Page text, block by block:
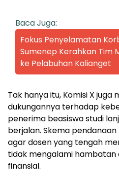
Baca Juga:
Fokus Penyelamatan
Sumenep Kerahkan Tim
ke Pelabuhan Kalianget
Tak hanya itu, Komisi X juga
dukungannya terhadap
penerima beasiswa studi
berjalan. Skema
agar dosen yang tengah
tidak mengalami
finansial.